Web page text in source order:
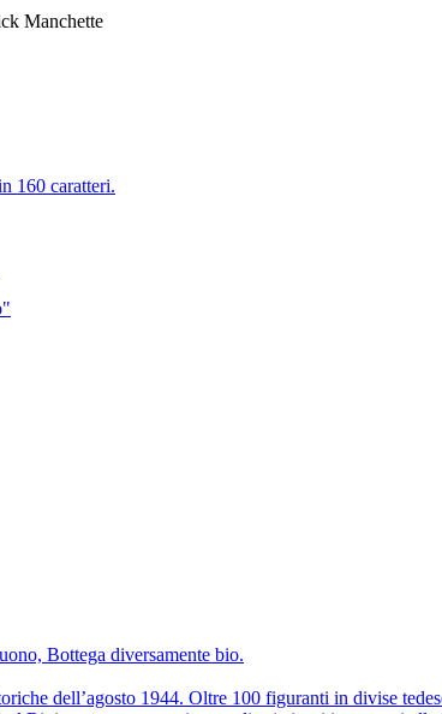
Manchette
160 caratteri.
Bottega diversamente bio.
dell’agosto 1944. Oltre 100 figuranti in divise